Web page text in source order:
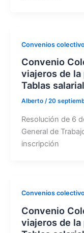
Convenios
Convenio
viajeros de la
Tablas
Alberto /20
Resolución de 6
General de
inscripción
Convenios
Convenio
viajeros de la